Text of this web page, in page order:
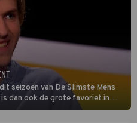
seizoen van De Slimste Mens
dan ook de grote favoriet in
inbreng, want komiek